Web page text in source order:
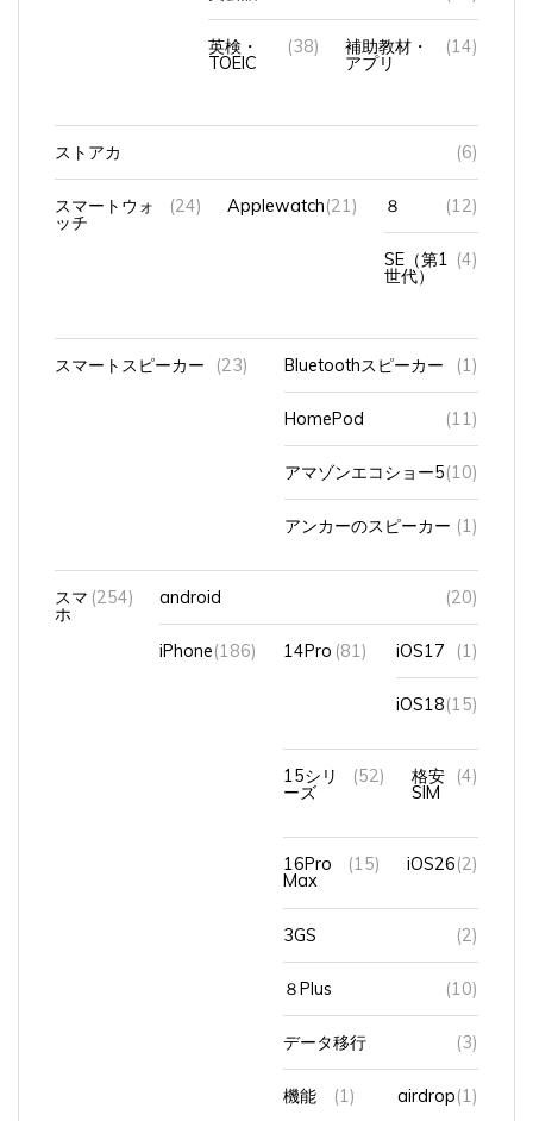
英検・
TOEIC
(38) 補助教材・
アプリ
(14)
ストアカ (6)
スマートウォ
ッチ
(24) Applewatch(21) ８ (12)
SE（第1
世代）
(4)
スマートスピーカー (23) Bluetoothスピーカー (1)
HomePod (11)
アマゾンエコショー5(10)
アンカーのスピーカー (1)
スマ
ホ
(254) android (20)
iPhone(186) 14Pro (81) iOS17 (1)
iOS18(15)
15シリ
ーズ
(52) 格安
SIM
(4)
16Pro
Max
(15) iOS26(2)
3GS (2)
８Plus (10)
データ移行 (3)
機能 (1) airdrop(1)